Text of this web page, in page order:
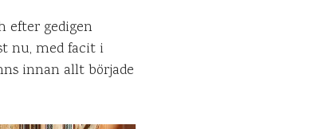
efter gedigen
nu, med facit i
innan allt började